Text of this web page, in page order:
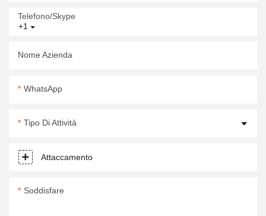
+1
Telefono/skype
Nome Azienda
WhatsApp
Tipo Di Attività
Attaccamento
Soddisfare